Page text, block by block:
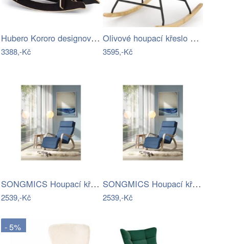
Hubero Kororo designové houpací psi…
3388,-Kč
Olivové houpací křeslo BELMIRO
3595,-Kč
SONGMICS Houpací křeslo polstrované…
2539,-Kč
SONGMICS Houpací křeslo polstrované…
2539,-Kč
- 5%